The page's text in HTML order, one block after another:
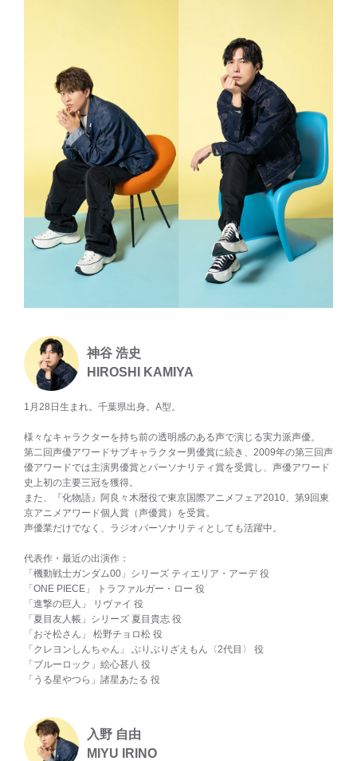
神谷 浩史
HIROSHI KAMIYA
1月28日生まれ。千葉県出身。A型。
様々なキャラクターを持ち前の透明感のある声で演じる実力派声優。
第二回声優アワードサブキャラクター男優賞に続き、2009年の第三回声
優アワードでは主演男優賞とパーソナリティ賞を受賞し、声優アワード
史上初の主要三冠を獲得。
また、『化物語』阿良々木暦役で東京国際アニメフェア2010、第9回東
京アニメアワード個人賞（声優賞）を受賞。
声優業だけでなく、ラジオパーソナリティとしても活躍中。
代表作・最近の出演作：
「機動戦士ガンダム00」シリーズ ティエリア・アーデ 役
「ONE PIECE」 トラファルガー・ロー 役
「進撃の巨人」 リヴァイ 役
「夏目友人帳」シリーズ 夏目貴志 役
「おそ松さん」 松野チョロ松 役
「クレヨンしんちゃん」 ぶりぶりざえもん〈2代目〉 役
「ブルーロック」絵心甚八 役
「うる星やつら」諸星あたる 役
入野 自由
MIYU IRINO